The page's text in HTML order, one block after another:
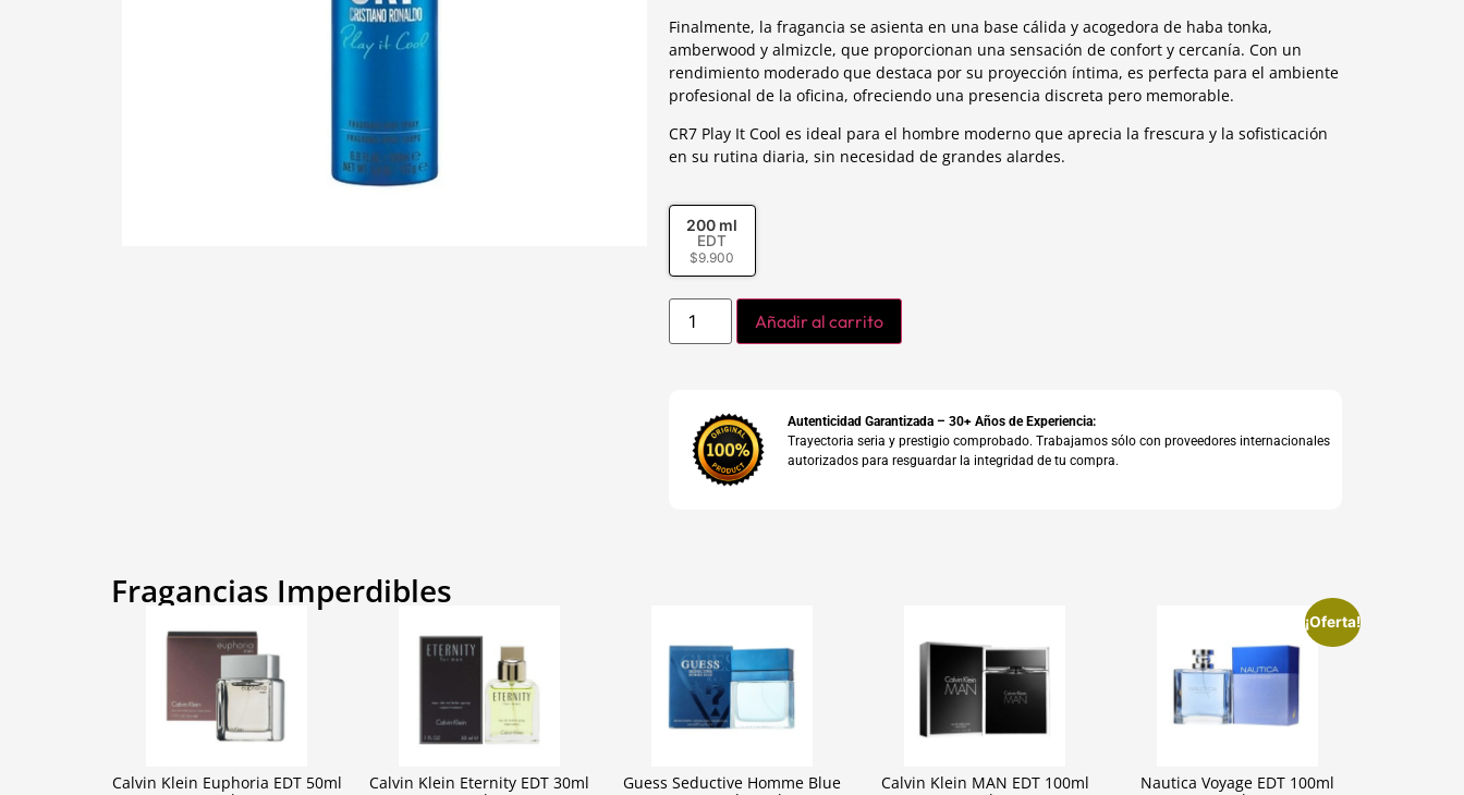
Finalmente, la fragancia se asienta en una base cálida y acogedora de haba tonka,
amberwood y almizcle, que proporcionan una sensación de confort y cercanía. Con un
rendimiento moderado que destaca por su proyección íntima, es perfecta para el ambiente
profesional de la oficina, ofreciendo una presencia discreta pero memorable.
CR7 Play It Cool es ideal para el hombre moderno que aprecia la frescura y la sofisticación
en su rutina diaria, sin necesidad de grandes alardes.
200 ml
EDT
$9.900
Añadir al carrito
Autenticidad Garantizada – 30+ Años de Experiencia:
Trayectoria seria y prestigio comprobado. Trabajamos sólo con proveedores internacionales
autorizados para resguardar la integridad de tu compra.
Fragancias Imperdibles
Calvin Klein Euphoria EDT 50ml
Calvin Klein Eternity EDT 30ml
Guess Seductive Homme Blue
Calvin Klein MAN EDT 100ml
¡Oferta!
Nautica Voyage EDT 100ml